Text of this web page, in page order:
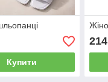
Купити
214